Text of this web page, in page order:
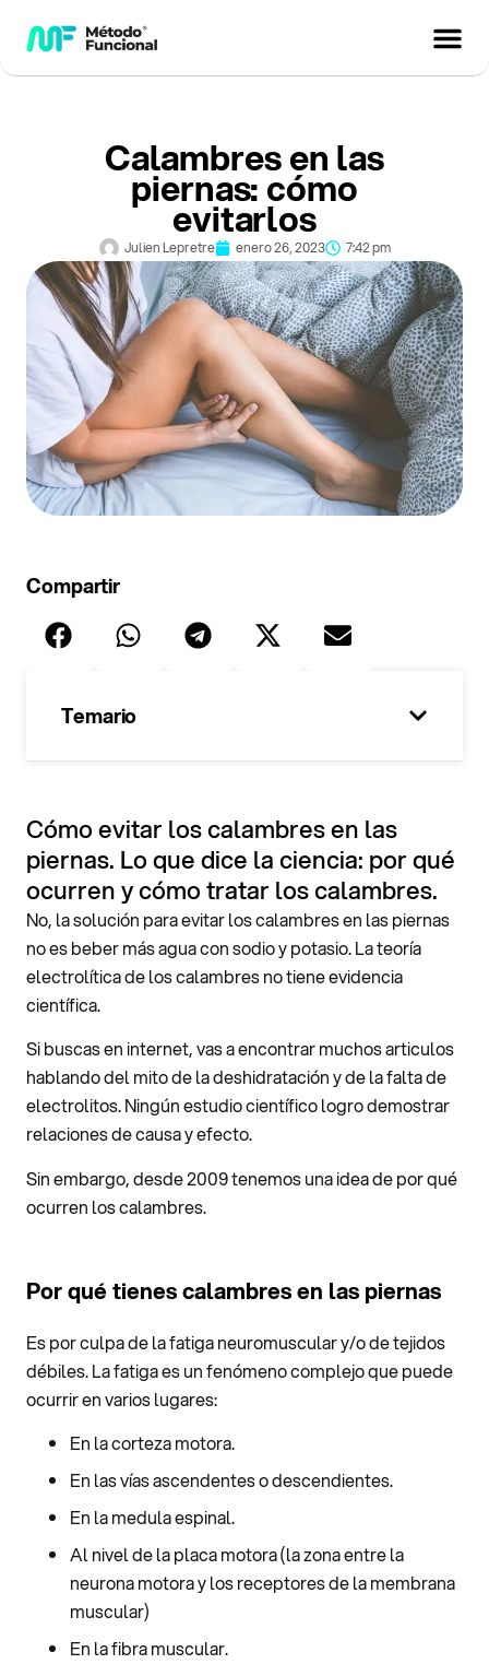
Calambres en las
piernas: cómo
evitarlos
Julien Lepretre enero 26, 2023 7:42 pm
Cómo evitar los calambres en las
piernas. Lo que dice la ciencia: por qué
ocurren y cómo tratar los calambres.
No, la solución para evitar los calambres en las piernas
no es beber más agua con sodio y potasio. La teoría
electrolítica de los calambres no tiene evidencia
científica.
Si buscas en internet, vas a encontrar muchos articulos
hablando del mito de la deshidratación y de la falta de
electrolitos. Ningún estudio científico logro demostrar
relaciones de causa y efecto.
Sin embargo, desde 2009 tenemos una idea de por qué
ocurren los calambres.
Por qué tienes calambres en las piernas
Es por culpa de la fatiga neuromuscular y/o de tejidos
débiles. La fatiga es un fenómeno complejo que puede
ocurrir en varios lugares:
En la corteza motora.
En las vías ascendentes o descendientes.
En la medula espinal.
Al nivel de la placa motora (la zona entre la
neurona motora y los receptores de la membrana
muscular)
En la fibra muscular.
100%
Temario
Compartir